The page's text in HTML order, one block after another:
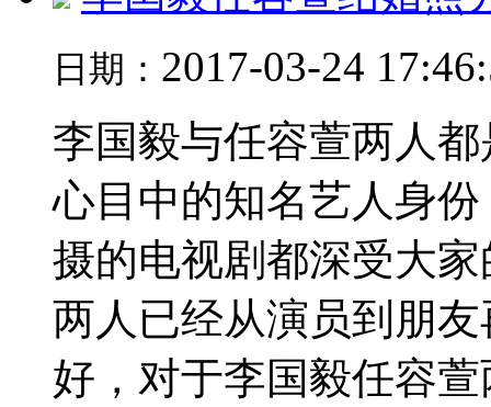
日期： 2017-03-24
李国毅与任容萱两人
心目中的知名艺人身
摄的电视剧都深受大
两人已经从演员到朋
好，对于李国毅任容